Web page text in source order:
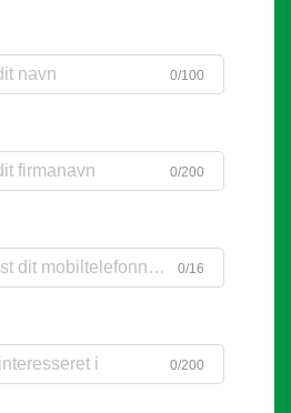
0/100
0/200
0/16
0/200